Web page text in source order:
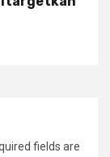
fields are